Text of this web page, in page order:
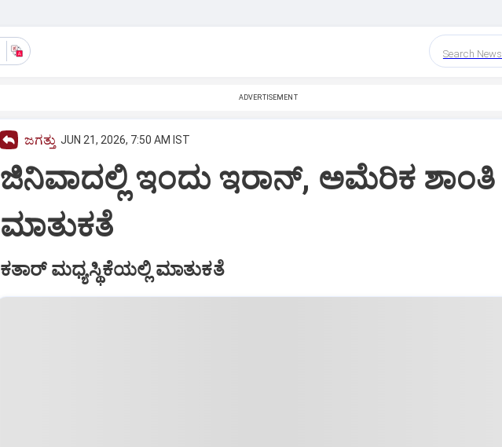
Search News
ADVERTISEMENT
ಜಗತ್ತು JUN 21, 2026, 7:50 AM IST
ಜಿನಿವಾದಲ್ಲಿ ಇಂದು ಇರಾನ್‌, ಅಮೆರಿಕ ಶಾಂತಿ
ಮಾತುಕತೆ
ಕತಾರ್‌ ಮಧ್ಯಸ್ಥಿಕೆಯಲ್ಲಿ ಮಾತುಕತೆ